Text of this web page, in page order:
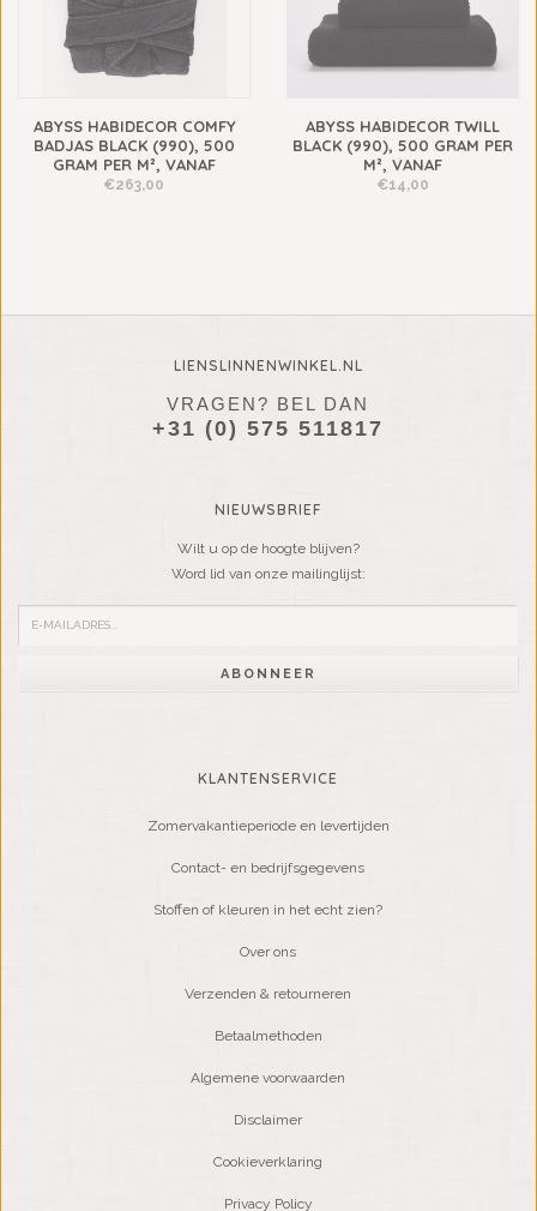
ABYSS HABIDECOR COMFY
BADJAS BLACK (990), 500
GRAM PER M², VANAF
€263,00
ABYSS HABIDECOR TWILL
BLACK (990), 500 GRAM PER
M², VANAF
€14,00
LIENSLINNENWINKEL.NL
VRAGEN? BEL DAN
+31 (0) 575 511817
NIEUWSBRIEF
Wilt u op de hoogte blijven?
Word lid van onze mailinglijst:
ABONNEER
KLANTENSERVICE
Zomervakantieperiode en levertijden
Contact- en bedrijfsgegevens
Stoffen of kleuren in het echt zien?
Over ons
Verzenden & retourneren
Betaalmethoden
Algemene voorwaarden
Disclaimer
Cookieverklaring
Privacy Policy